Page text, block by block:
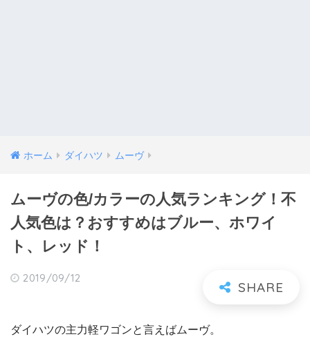
ホーム ダイハツ ムーヴ
ムーヴの色/カラーの人気ランキング！不
人気色は？おすすめはブルー、ホワイ
ト、レッド！
2019/09/12
ダイハツの主力軽ワゴンと言えばムーヴ。